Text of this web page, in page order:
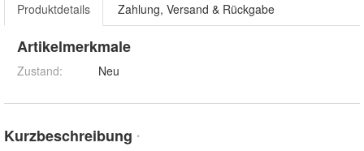
Produktdetails Zahlung, Versand & Rückgabe
Artikelmerkmale
Zustand: Neu
Kurzbeschreibung *